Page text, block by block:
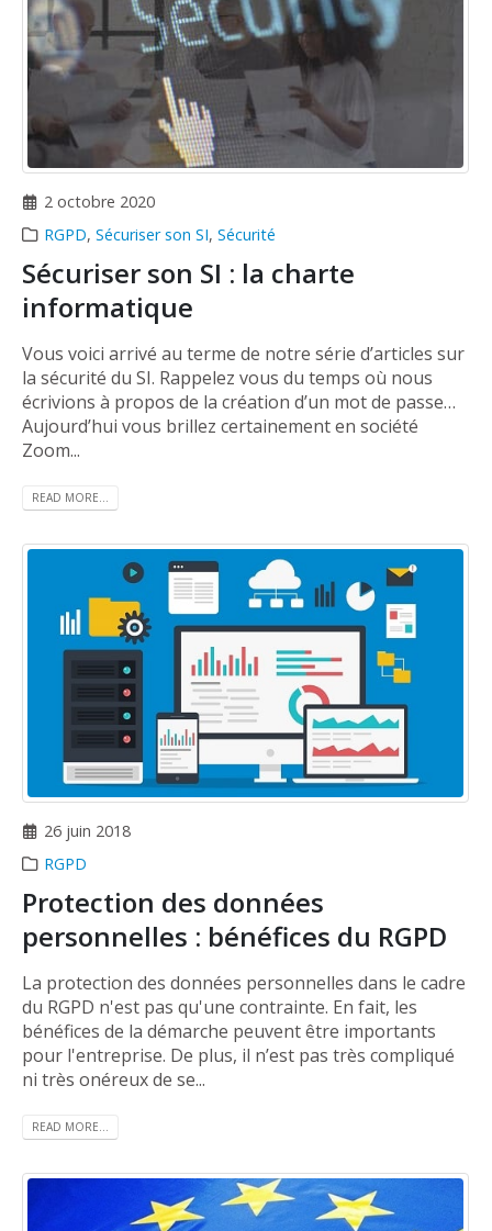
2 octobre 2020
RGPD,Sécuriser son SI,Sécurité
Sécuriser son SI : la charte
informatique
Vous voici arrivé au terme de notre série d’articles sur
la sécurité du SI. Rappelez vous du temps où nous
écrivions à propos de la création d’un mot de passe…
Aujourd’hui vous brillez certainement en société
Zoom...
READ MORE...
26 juin 2018
RGPD
Protection des données
personnelles : bénéfices du RGPD
La protection des données personnelles dans le cadre
du RGPD n'est pas qu'une contrainte. En fait, les
bénéfices de la démarche peuvent être importants
pour l'entreprise. De plus, il n’est pas très compliqué
ni très onéreux de se...
READ MORE...